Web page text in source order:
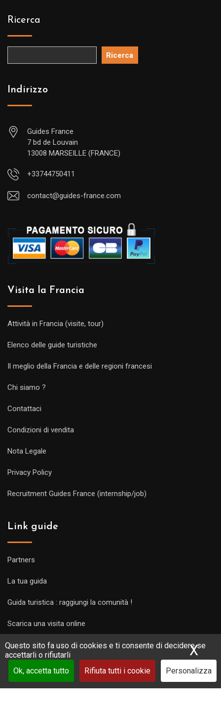
Questo sito fa uso di cookies e ti consente di decidere se
accettarli o rifiutarli
Ok, accetta tutto
Rifiuta tutti i cookie Personalizza
X
Ricerca
Ricerca
Indirizzo
Guides France
7 bd de Louvain
13008 MARSEILLE (FRANCE)
+33744750411
contact@guides-france.com
Visita la Francia
Attività in Francia (visite, tour)
Elenco delle guide turistiche
Il meglio della Francia e delle regioni francesi
Chi siamo ?
Contattaci
Condizioni di vendita
Nota Legale
Privacy Policy
Recruitment Guides France (internship/job)
Link guide
Partners
La tua guida
Guida turistica : raggiungi la comunità !
Scarica una visita online